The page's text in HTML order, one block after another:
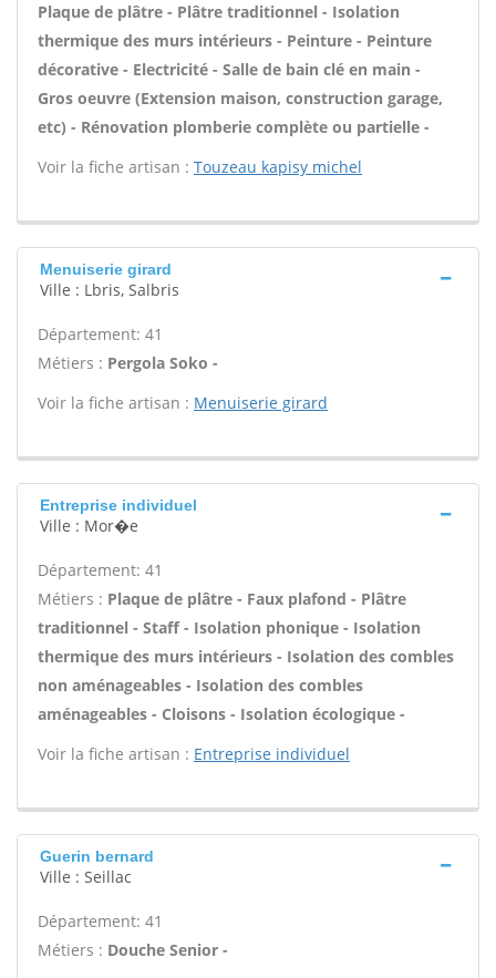
Plaque de plâtre - Plâtre traditionnel - Isolation
thermique des murs intérieurs - Peinture - Peinture
décorative - Electricité - Salle de bain clé en main -
Gros oeuvre (Extension maison, construction garage,
etc) - Rénovation plomberie complète ou partielle -
Voir la fiche artisan : Touzeau kapisy michel
Menuiserie girard
Ville : Lbris, Salbris
Département: 41
Métiers : Pergola Soko -
Voir la fiche artisan : Menuiserie girard
Entreprise individuel
Ville : Mor�e
Département: 41
Métiers : Plaque de plâtre - Faux plafond - Plâtre
traditionnel - Staff - Isolation phonique - Isolation
thermique des murs intérieurs - Isolation des combles
non aménageables - Isolation des combles
aménageables - Cloisons - Isolation écologique -
Voir la fiche artisan : Entreprise individuel
Guerin bernard
Ville : Seillac
Département: 41
Métiers : Douche Senior -